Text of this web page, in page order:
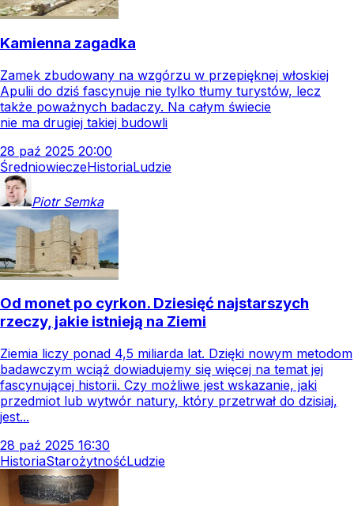
Kamienna zagadka
Zamek zbudowany na wzgórzu w przepięknej włoskiej
Apulii do dziś fascynuje nie tylko tłumy turystów, lecz
także poważnych badaczy. Na całym świecie
nie ma drugiej takiej budowli
28 paź 2025 20:00
ŚredniowieczeHistoriaLudzie
Piotr Semka
Od monet po cyrkon. Dziesięć najstarszych
rzeczy, jakie istnieją na Ziemi
Ziemia liczy ponad 4,5 miliarda lat. Dzięki nowym metodom
badawczym wciąż dowiadujemy się więcej na temat jej
fascynującej historii. Czy możliwe jest wskazanie, jaki
przedmiot lub wytwór natury, który przetrwał do dzisiaj,
jest...
28 paź 2025 16:30
HistoriaStarożytnośćLudzie